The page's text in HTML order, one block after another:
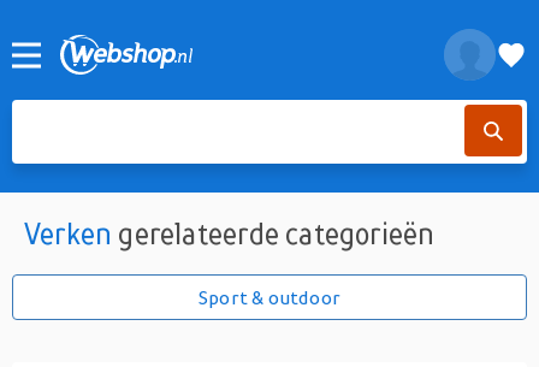
Verken gerelateerde categorieën
Sport & outdoor